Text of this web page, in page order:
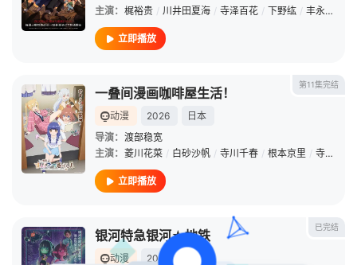
主演： 梶裕贵 / 川井田夏海 / 寺泽百花 / 下野纮 / 丰永利行
立即播放
第11集完结
一叠间漫画咖啡屋生活！
动漫 2026
日本
导演： 渡部稳宽
主演： 菱川花菜 / 白砂沙帆 / 寺川千春 / 根本京里 / 寺泽百花
立即播放
已完结
银河特急银河☆地铁
动漫 2025
日本